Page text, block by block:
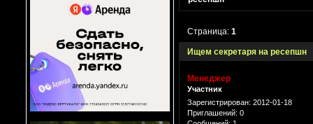
Ищем секретаря на ресепшн
Страница:1
Менеджер
Участник
Зарегистрирован: 2012-01-18
Приглашений: 0